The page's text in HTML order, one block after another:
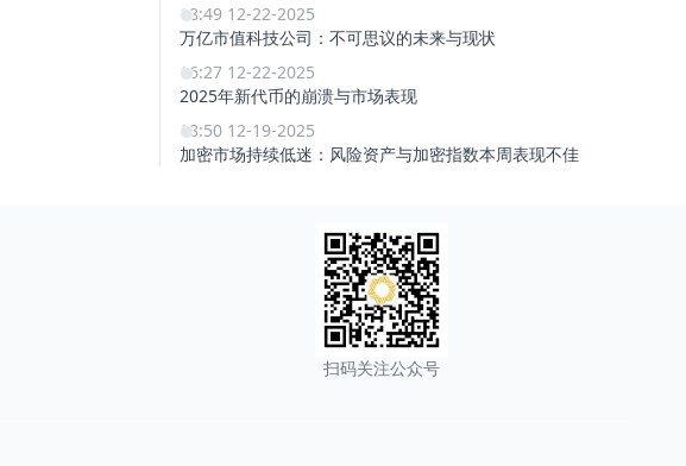
18:49 12-22-2025
万亿市值科技公司：不可思议的未来与现状
16:27 12-22-2025
2025年新代币的崩溃与市场表现
18:50 12-19-2025
加密市场持续低迷：风险资产与加密指数本周表现不佳
扫码关注公众号